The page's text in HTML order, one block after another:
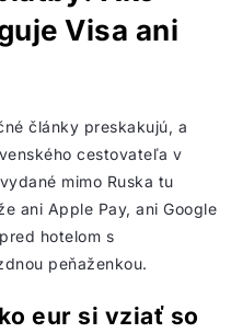
Visa ani
články preskakujú, a
cestovateľa v
vydané mimo Ruska tu
ani Apple Pay, ani Google
hotelom s
peňaženkou.
eur si vziať so